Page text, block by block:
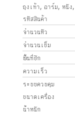
ถุงเท้า, อาร์ม, หนั
รหัสสินค้า
จำนวนหัว
จำนวนเข็ม
พื้นที่ปัก
ความเร็ว
ระบบควบคุม
ขนาดเครื่อง
น้ำหนัก